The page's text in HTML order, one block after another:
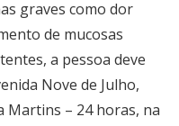
graves como dor
de mucosas
a pessoa deve
Nove de Julho,
Martins – 24 horas, na